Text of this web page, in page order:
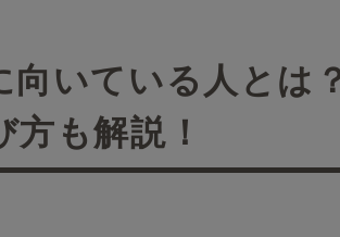
向いている人とは
も解説！